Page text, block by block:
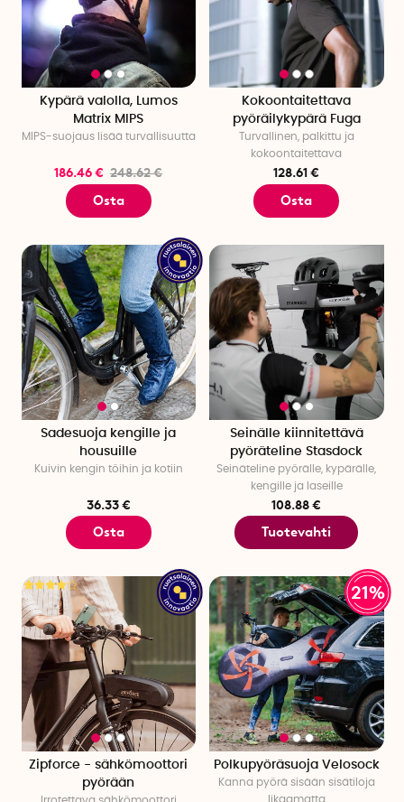
Kypärä valolla, Lumos
Matrix MIPS
MIPS-suojaus lisää turvallisuutta
186.46 € 248.62 €
Osta
Kokoontaitettava
pyöräilykypärä Fuga
Turvallinen, palkittu ja
kokoontaitettava
128.61 €
Osta
Sadesuoja kengille ja
housuille
Kuivin kengin töihin ja kotiin
36.33 €
Osta
Seinälle kiinnitettävä
pyöräteline Stasdock
Seinäteline pyörälle, kypärälle,
kengille ja laseille
108.88 €
Tuotevahti
Zipforce - sähkömoottori
pyörään
21%
Polkupyöräsuoja Velosock
Kanna pyörä sisään sisätiloja
likaamatta